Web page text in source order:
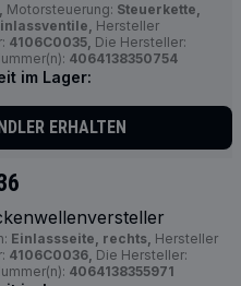
Motorsteuerung: Steuerkette,
Hersteller
4106C0035, Die Hersteller:
4064138350754
im Lager:
ERHALTEN
Einlassseite, rechts, Hersteller
4106C0036, Die Hersteller:
4064138355971